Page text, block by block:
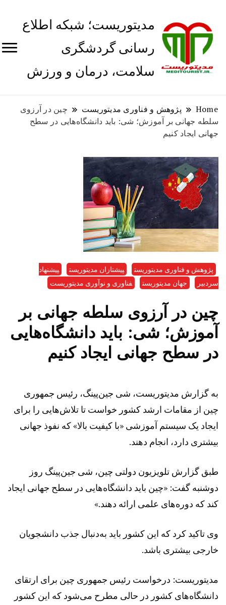
مدیتوریست؛ شبکه اطلاع
رسانی گردشگری
سلامت، درمان و ورزش
Home پژوهش و فناوری مدیتوریست
چین در آرزوی
سلطه جهانی بر آموزش؛ شی: باید دانشگاه‌هایی در سطح
جهانی ایجاد کنیم
پژوهش و فناوری مدیتوریست پیشتازان مدیتوریست
پیشنهاد
سردبیر
جهان مدیتوریست فناوری و نوآوری مدیتوریست
چین در آرزوی سلطه جهانی بر
آموزش؛ شی: باید دانشگاه‌هایی
در سطح جهانی ایجاد کنیم
به گزارش مدیتوریست، شی جین‌پینگ، رئیس جمهوری
چین از مقامات ارشد کشور خواست تا تلاش‌هایی را برای
ایجاد یک سیستم آموزشی «با کیفیت بالا» که نفوذ جهانی
بیشتری دارد، انجام دهند.
طبق گزارش تلویزیون دولتی چین، شی جین‌پینگ روز
دوشنبه گفت: «چین باید دانشگاه‌هایی در سطح جهانی ایجاد
کند که دوره‌های علمی ارائه دهند.»
وی تاکید کرد که این کشور باید به‌دنبال جذب دانشجویان
خارجی بیشتری باشد.
مدیتوریست: درخواست رئیس جمهوری چین برای ارتقای
دانشگاه‌های کشور در حالی مطرح می‌شود که این کشور